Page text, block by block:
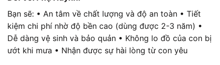
Bạn sẽ: • An tâm về chất lượng và độ an toàn • Tiết
kiệm chi phí nhờ độ bền cao (dùng được 2-3 năm) •
Dễ dàng vệ sinh và bảo quản • Không lo đồ của con bị
ướt khi mưa • Nhận được sự hài lòng từ con yêu